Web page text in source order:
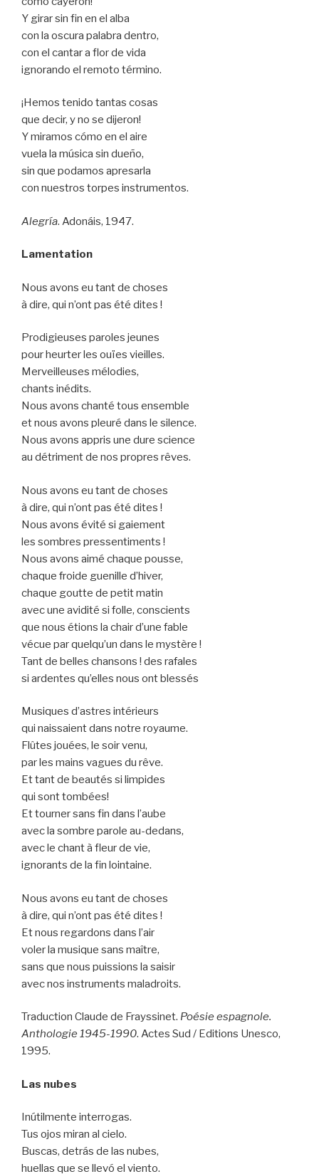
Y girar sin fin en el alba
con la oscura palabra dentro,
con el cantar a flor de vida
ignorando el remoto término.
¡Hemos tenido tantas cosas
que decir, y no se dijeron!
Y miramos cómo en el aire
vuela la música sin dueño,
sin que podamos apresarla
con nuestros torpes instrumentos.
Alegría. Adonáis, 1947.
Lamentation
Nous avons eu tant de choses
à dire, qui n’ont pas été dites !
Prodigieuses paroles jeunes
pour heurter les ouïes vieilles.
Merveilleuses mélodies,
chants inédits.
Nous avons chanté tous ensemble
et nous avons pleuré dans le silence.
Nous avons appris une dure science
au détriment de nos propres rêves.
Nous avons eu tant de choses
à dire, qui n’ont pas été dites !
Nous avons évité si gaiement
les sombres pressentiments !
Nous avons aimé chaque pousse,
chaque froide guenille d’hiver,
chaque goutte de petit matin
avec une avidité si folle, conscients
que nous étions la chair d’une fable
vécue par quelqu’un dans le mystère !
Tant de belles chansons ! des rafales
si ardentes qu’elles nous ont blessés
Musiques d’astres intérieurs
qui naissaient dans notre royaume.
Flûtes jouées, le soir venu,
par les mains vagues du rêve.
Et tant de beautés si limpides
qui sont tombées!
Et tourner sans fin dans l’aube
avec la sombre parole au-dedans,
avec le chant à fleur de vie,
ignorants de la fin lointaine.
Nous avons eu tant de choses
à dire, qui n’ont pas été dites !
Et nous regardons dans l’air
voler la musique sans maître,
sans que nous puissions la saisir
avec nos instruments maladroits.
Traduction Claude de Frayssinet. Poésie espagnole.
Anthologie 1945-1990. Actes Sud / Editions Unesco,
1995.
Las nubes
Inútilmente interrogas.
Tus ojos miran al cielo.
Buscas, detrás de las nubes,
huellas que se llevó el viento.